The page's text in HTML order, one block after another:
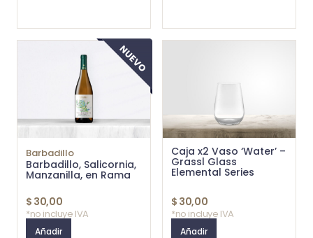
Barbadillo
Barbadillo, Salicornia,
Manzanilla, en Rama
$ 30,00
*no incluye IVA
Añadir
Caja x2 Vaso ‘Water’ –
Grassl Glass
Elemental Series
$ 30,00
*no incluye IVA
Añadir